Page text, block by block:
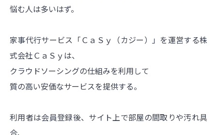
悩む人は多いはず。
家事代行サービス「ＣａＳｙ（カジー）」を運営する株
式会社ＣａＳｙは、
クラウドソーシングの仕組みを利用して
質の高い安価なサービスを提供する。
利用者は会員登録後、サイト上で部屋の間取りや汚れ具
合、